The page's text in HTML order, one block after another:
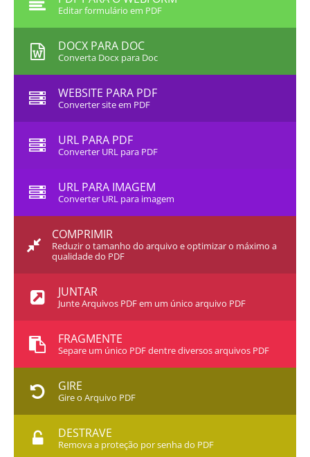
Editar formulário em PDF
DOCX PARA DOC
Converta Docx para Doc
WEBSITE PARA PDF
Converter site em PDF
URL PARA PDF
Converter URL para PDF
URL PARA IMAGEM
Converter URL para imagem
COMPRIMIR
Reduzir o tamanho do arquivo e optimizar o máximo a
qualidade do PDF
JUNTAR
Junte Arquivos PDF em um único arquivo PDF
FRAGMENTE
Separe um único PDF dentre diversos arquivos PDF
GIRE
Gire o Arquivo PDF
DESTRAVE
Remova a proteção por senha do PDF